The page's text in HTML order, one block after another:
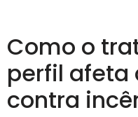
Como o
perfil afeta
contra